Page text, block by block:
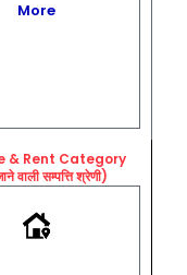
More
& Rent Category
वाली सम्पत्ति श्रेणी)